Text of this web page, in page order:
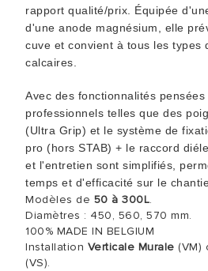
rapport qualité/prix. Équipée
d'une anode magnésium, elle
cuve et convient à tous les types
calcaires.
Avec des fonctionnalités pensées
professionnels telles que des
(Ultra Grip) et le système de
pro (hors STAB) + le raccord
et l'entretien sont simplifiés,
temps et d'efficacité sur le
Modèles de 50 à 300L.
Diamètres : 450, 560, 570 mm.
100% MADE IN BELGIUM
Installation Verticale Murale (VM)
(VS).